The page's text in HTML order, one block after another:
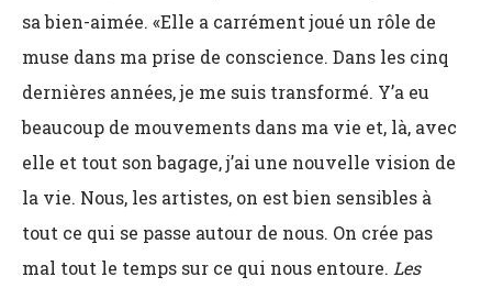
sa bien-aimée. «Elle a carrément joué un rôle de
muse dans ma prise de conscience. Dans les cinq
dernières années, je me suis transformé. Y’a eu
beaucoup de mouvements dans ma vie et, là, avec
elle et tout son bagage, j’ai une nouvelle vision de
la vie. Nous, les artistes, on est bien sensibles à
tout ce qui se passe autour de nous. On crée pas
mal tout le temps sur ce qui nous entoure. Les